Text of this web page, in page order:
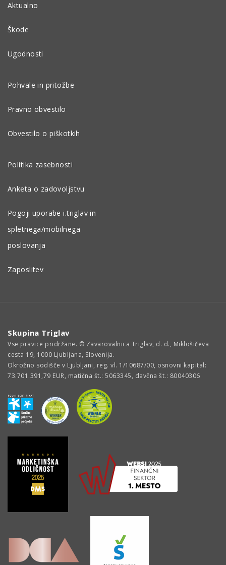
Aktualno
Škode
Ugodnosti
Pohvale in pritožbe
Pravno obvestilo
Obvestilo o piškotkih
Politika zasebnosti
Anketa o zadovoljstvu
Pogoji uporabe i.triglav in
spletnega/mobilnega
poslovanja
Zaposlitev
Skupina Triglav
Vse pravice pridržane. © Zavarovalnica Triglav, d. d., Miklošičeva
cesta 19, 1000 Ljubljana, Slovenija.
Okrožno sodišče v Ljubljani, reg. vl. 1/10687/00, osnovni kapital:
73.701.391,79 EUR, matična št.: 5063345, davčna št.: 80040306